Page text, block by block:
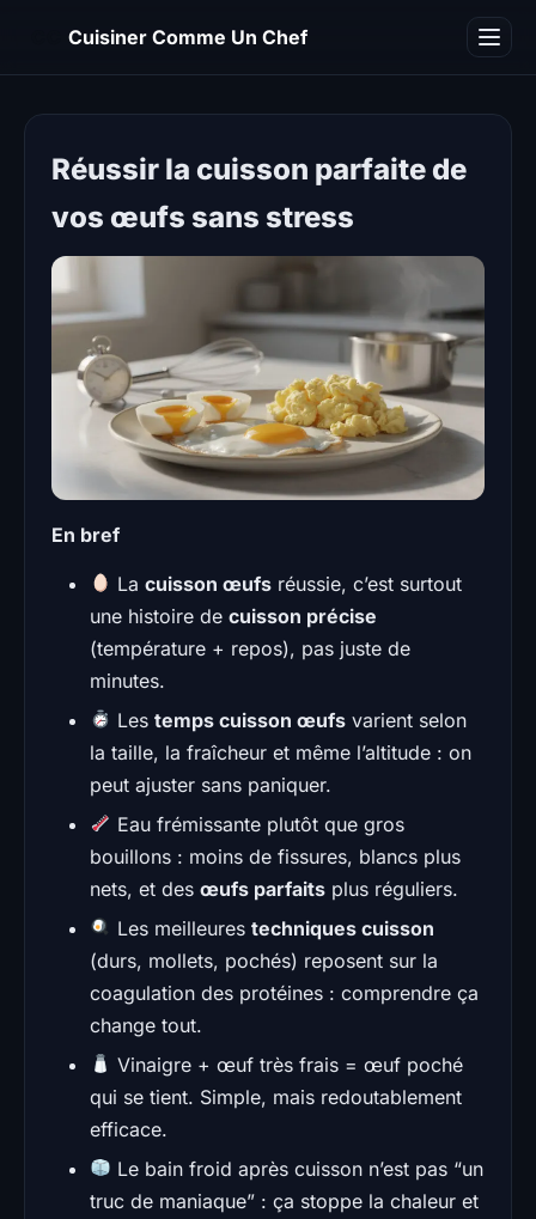
Cuisiner Comme Un Chef
Réussir la cuisson parfaite de
vos œufs sans stress
En bref
Lacuisson œufs réussie, c’est surtout
une histoire de cuisson précise
(température + repos), pas juste de
minutes.
Lestemps cuisson œufs varient selon
la taille, la fraîcheur et même l’altitude : on
peut ajuster sans paniquer.
Eau frémissante plutôt que gros
bouillons : moins de fissures, blancs plus
nets, et des œufs parfaits plus réguliers.
Les meilleurestechniques cuisson
(durs, mollets, pochés) reposent sur la
coagulation des protéines : comprendre ça
change tout.
Vinaigre + œuf très frais = œuf poché
qui se tient. Simple, mais redoutablement
efficace.
Le bain froid après cuisson n’est pas “un
truc de maniaque” : ça stoppe la chaleur et